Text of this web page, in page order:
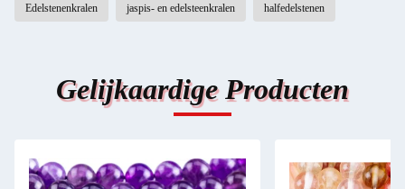
Edelstenenkralen jaspis- en edelsteenkralen halfedelstenen
Gelijkaardige Producten